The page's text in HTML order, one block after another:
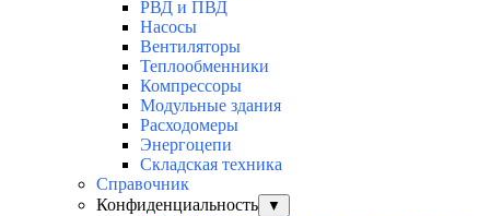
РВД и ПВД
Насосы
Вентиляторы
Теплообменники
Компрессоры
Модульные здания
Расходомеры
Энергоцепи
Складская техника
Справочник
Конфиденциальность
▼